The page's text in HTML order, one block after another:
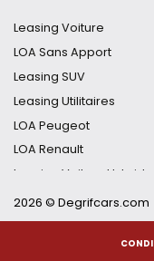
Mandataire Qashqai
Mandataire Auto Nice
Mandataire Auto Nancy
Mandataire Auto
Mandataire Auto
Mandataire Auto
Mandataire Auto Lille
Mandataire Auto Toulon
Leasing Voiture
LOA Sans Apport
Leasing SUV
Leasing Utilitaires
LOA Peugeot
LOA Renault
Leasing Voiture Hybride
Leasing Voiture
Financement Auto
Renault Captur Leasing
2026 © Degrifcars.com